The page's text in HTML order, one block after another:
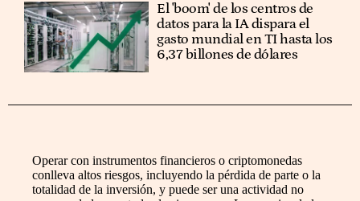
El 'boom' de los centros de
datos para la IA dispara el
gasto mundial en TI hasta los
6,37 billones de dólares
Operar con instrumentos financieros o criptomonedas
conlleva altos riesgos, incluyendo la pérdida de parte o la
totalidad de la inversión, y puede ser una actividad no